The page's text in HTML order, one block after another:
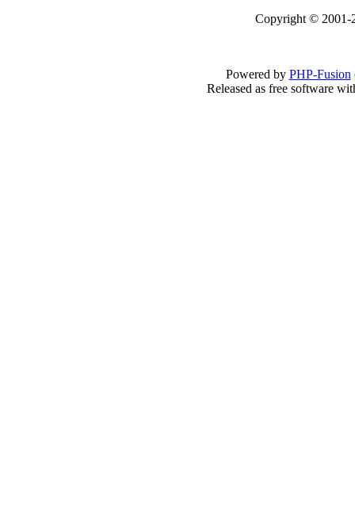
Copyright © 2001-
Powered by PHP-Fusion
Released as free software